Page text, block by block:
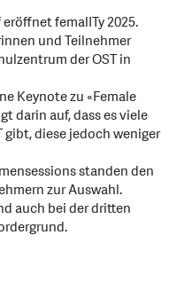
eröffnet femalITy 2025.
und Teilnehmer
der OST in
Keynote zu «Female
darin auf, dass es viele
diese jedoch weniger
standen den
zur Auswahl.
auch bei der dritten